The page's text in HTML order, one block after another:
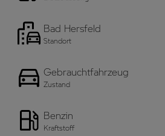
Bad Hersfeld
Standort
Gebrauchtfahrzeug
Zustand
Benzin
Kraftstoff